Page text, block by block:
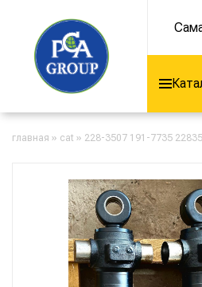
главная » cat » 228-3507 191-7735